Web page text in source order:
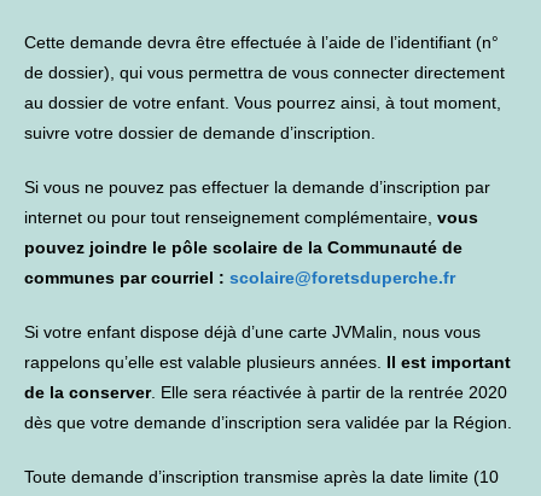
Cette demande devra être effectuée à l’aide de l’identifiant (n°
de dossier), qui vous permettra de vous connecter directement
au dossier de votre enfant. Vous pourrez ainsi, à tout moment,
suivre votre dossier de demande d’inscription.
Si vous ne pouvez pas effectuer la demande d’inscription par
internet ou pour tout renseignement complémentaire, vous
pouvez joindre le pôle scolaire de la Communauté de
communes par courriel : scolaire@foretsduperche.fr
Si votre enfant dispose déjà d’une carte JVMalin, nous vous
rappelons qu’elle est valable plusieurs années. Il est important
de la conserver. Elle sera réactivée à partir de la rentrée 2020
dès que votre demande d’inscription sera validée par la Région.
Toute demande d’inscription transmise après la date limite (10